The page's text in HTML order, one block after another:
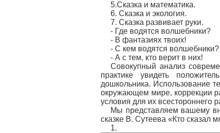
5.Сказка и математика.
6. Сказка и экология.
7. Сказка развивает руки.
- Где водятся волшебники?
- В фантазиях твоих!
- С кем водятся волшебники?
- А с тем, кто верит в них!
Совокупный анализ
практике увидеть
дошкольника. Использование
окружающем мире, коррекции
условия для их всестороннего
Мы представляем вашему
сказке В. Сутеева «Кто сказал
1.